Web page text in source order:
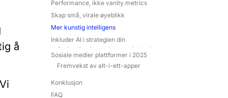
å
Performance, ikke vanity metrics
Skap små, virale øyeblikk
Mer kunstig intelligens
Inkluder AI i strategien din
Sosiale medier plattformer i 2025
Konklusjon